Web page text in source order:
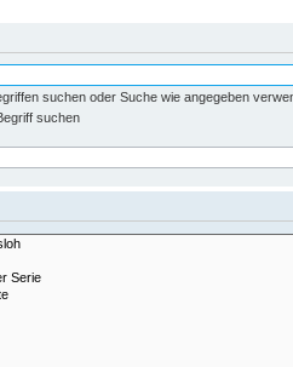
suchen oder Suche wie angegeben
suchen